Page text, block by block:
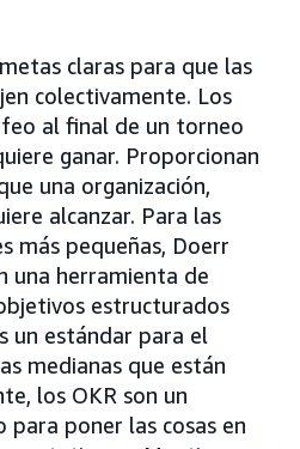
claras para que las
colectivamente. Los
al final de un torneo
ganar. Proporcionan
una organización,
alcanzar. Para las
más pequeñas, Doerr
una herramienta de
estructurados
un estándar para el
medianas que están
los OKR son un
para poner las cosas en